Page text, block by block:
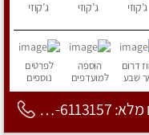
ג’קוזי ג’קוזי ג’קוזי
דרום
שבע
הוספה
למועדפים
לפרטים
נוספים
שם מלא: 053-6113157